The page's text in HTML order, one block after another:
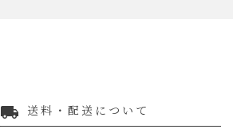
local_shipping 送料・配送について